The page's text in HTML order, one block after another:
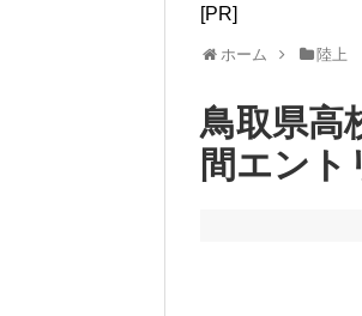
[PR]
ホーム 陸上
鳥取県高
間エント